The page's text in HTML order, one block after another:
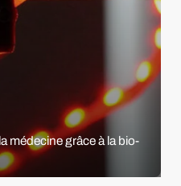
médecine grâce à la bio-